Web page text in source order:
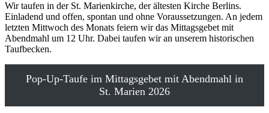
Wir taufen in der St. Marienkirche, der ältesten Kirche Berlins.
Einladend und offen, spontan und ohne Voraussetzungen. An jedem
letzten Mittwoch des Monats feiern wir das Mittagsgebet mit
Abendmahl um 12 Uhr. Dabei taufen wir an unserem historischen
Taufbecken.
Pop-Up-Taufe im Mittagsgebet mit Abendmahl in
St. Marien 2026